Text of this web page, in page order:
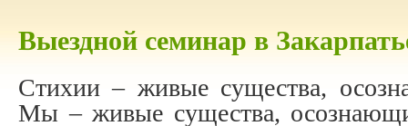
Выездной семинар в
Стихии – живые существа,
Мы – живые существа,